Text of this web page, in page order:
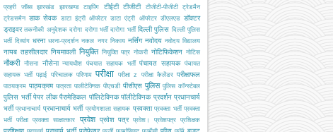
प्रहरी
जॉब्स झारखंड झारखण्ड टाइपिंग टीईटी टीजीटी टीजीटी-पीजीटी
ट्रेडमैन
ट्रेडसमैन डाक सेवक डाटा इंट्री ऑपरेटर डाटा एंट्री ऑपरेटर डीएलएड डॉक्टर
ड्राइवर तकनीकी अनुदेशक दरोगा दरोगा भर्ती दारोगा भर्ती दिल्ली पुलिस दिल्ली पुलिस
भर्ती दिव्यांग धरना धरना-प्रदर्शन नकल नगर निकाय नर्सिंग नवोदय नवोदय विद्यालय
नायब तहसीलदार नियमावली नियुक्ति नियुक्ति पत्र नोकरी नोटिफिकेशन नोटिस
नौकरी नौसना नौसेना न्यायधीश पंचयात सहायक भर्ती पंचायत सहायक पंचायत
सहायक भर्ती पढ़ाई परिचालक परिणाम परीक्षा परीक्षा z परीक्षा कैलेंडर परीक्षाफल
पाठयक्रम पाठ्यक्रम पात्रता पालीटेक्निक पीएचडी पीसीएस पुलिस पुलिस कॉन्स्टेबल
पुलिस भर्ती पेपर लीक पैरामेडिकल पॉलिटेक्निक पॉलीटेक्निक प्रदर्शन प्रधानचार्य
भर्ती प्रधानाचार्य प्रधानाचार्य भर्ती प्रयोगशाला सहायक प्रवक्ता प्रवक्ता भर्ती प्रवक्ता
भर्ती परीक्षा
प्रवक्ता साक्षात्कार प्रवेश प्रवेश पत्र प्रवेश। प्रवेशपत्र प्रशिक्षक